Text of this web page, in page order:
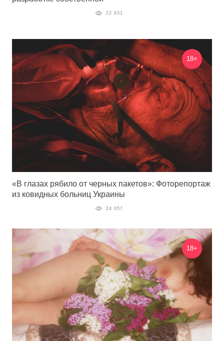
22 931
18+
«В глазах рябило от черных пакетов»: Фоторепортаж
из ковидных больниц Украины
24 057
18+